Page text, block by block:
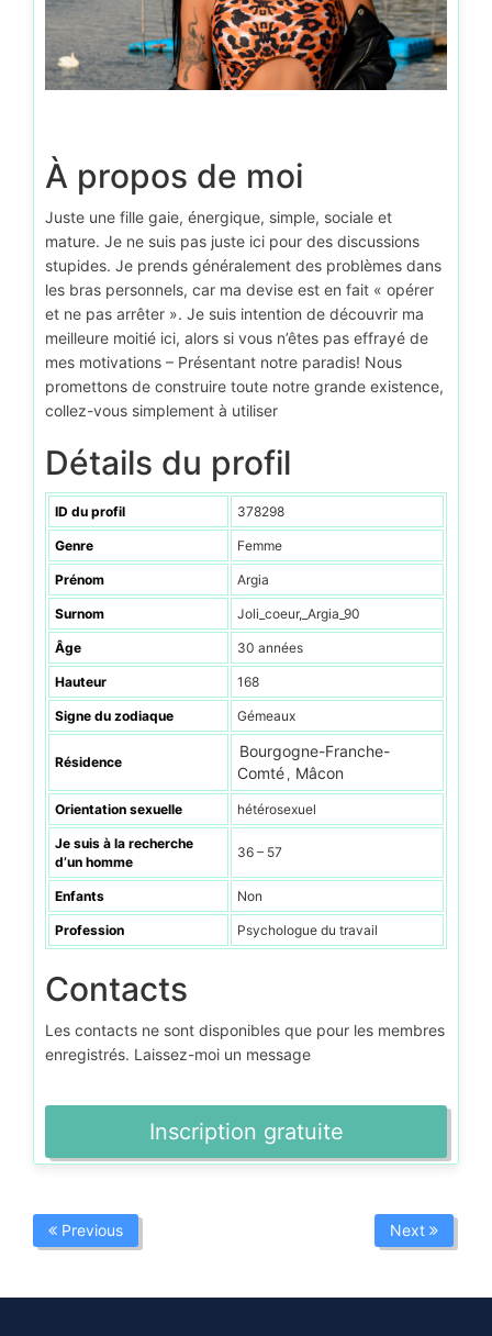
À propos de moi
Juste une fille gaie, énergique, simple, sociale et
mature. Je ne suis pas juste ici pour des discussions
stupides. Je prends généralement des problèmes dans
les bras personnels, car ma devise est en fait « opérer
et ne pas arrêter ». Je suis intention de découvrir ma
meilleure moitié ici, alors si vous n’êtes pas effrayé de
mes motivations – Présentant notre paradis! Nous
promettons de construire toute notre grande existence,
collez-vous simplement à utiliser
Détails du profil
ID du profil 378298
Genre Femme
Prénom Argia
Surnom Joli_coeur,_Argia_90
Âge 30 années
Hauteur 168
Signe du zodiaque Gémeaux
Résidence
Bourgogne-Franche-
Comté , Mâcon
Orientation sexuelle hétérosexuel
Je suis à la recherche
d’un homme
36 – 57
Enfants Non
Profession Psychologue du travail
Contacts
Les contacts ne sont disponibles que pour les membres
enregistrés. Laissez-moi un message
Inscription gratuite
Previous Next